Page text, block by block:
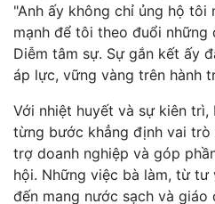
"Anh ấy không chỉ ủng hộ tôi
mạnh để tôi theo đuổi những
Diễm tâm sự. Sự gắn kết ấy
áp lực, vững vàng trên hành
Với nhiệt huyết và sự kiên trì,
từng bước khẳng định vai trò
trợ doanh nghiệp và góp
hội. Những việc bà làm, từ tư
đến mang nước sạch và giáo